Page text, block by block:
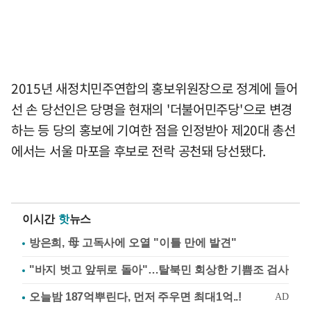
2015년 새정치민주연합의 홍보위원장으로 정계에 들어
선 손 당선인은 당명을 현재의 '더불어민주당'으로 변경
하는 등 당의 홍보에 기여한 점을 인정받아 제20대 총선
에서는 서울 마포을 후보로 전락 공천돼 당선됐다.
이시간 핫뉴스
방은희, 母 고독사에 오열 "이틀 만에 발견"
"바지 벗고 앞뒤로 돌아"…탈북민 회상한 기쁨조 검사